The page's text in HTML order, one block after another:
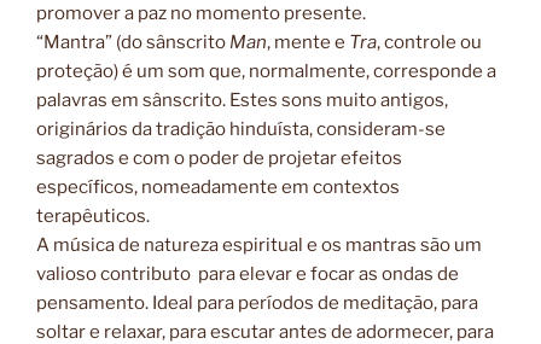
promover a paz no momento presente.
“Mantra” (do sânscrito Man, mente e Tra, controle ou
proteção) é um som que, normalmente, corresponde a
palavras em sânscrito. Estes sons muito antigos,
originários da tradição hinduísta, consideram-se
sagrados e com o poder de projetar efeitos
específicos, nomeadamente em contextos
terapêuticos.
A música de natureza espiritual e os mantras são um
valioso contributo para elevar e focar as ondas de
pensamento. Ideal para períodos de meditação, para
soltar e relaxar, para escutar antes de adormecer, para